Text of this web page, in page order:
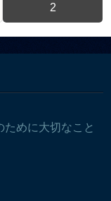
2
めに大切なこと